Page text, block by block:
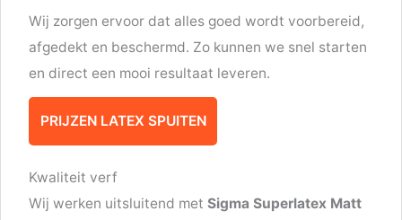
Wij zorgen ervoor dat alles goed wordt voorbereid,
afgedekt en beschermd. Zo kunnen we snel starten
en direct een mooi resultaat leveren.
PRIJZEN LATEX SPUITEN
Kwaliteit verf
Wij werken uitsluitend met Sigma Superlatex Matt